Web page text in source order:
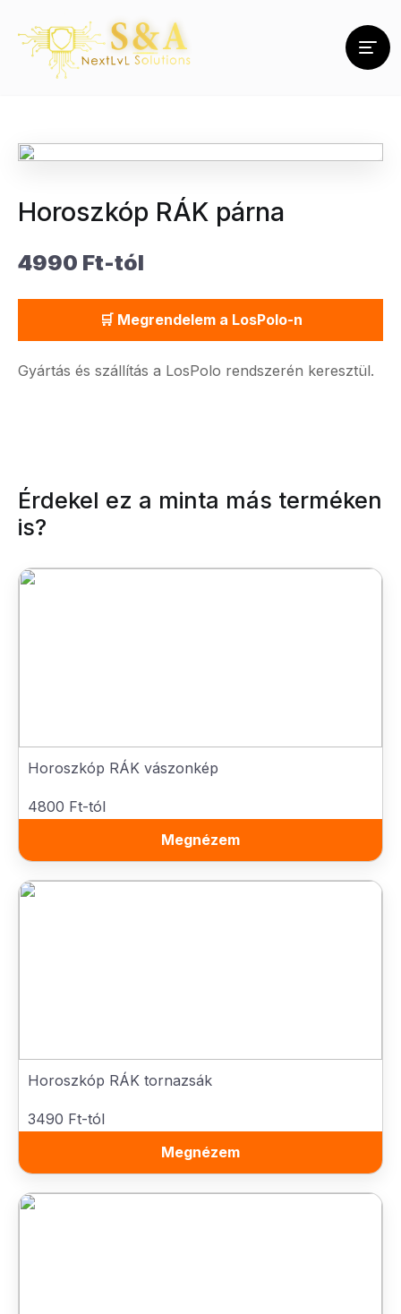
Horoszkóp RÁK párna
4990 Ft-tól
🛒 Megrendelem a LosPolo-n
Gyártás és szállítás a LosPolo rendszerén keresztül.
Érdekel ez a minta más terméken
is?
Horoszkóp RÁK vászonkép
4800 Ft-tól
Megnézem
Horoszkóp RÁK tornazsák
3490 Ft-tól
Megnézem